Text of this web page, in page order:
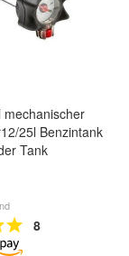
mechanischer
25l Benzintank
Tank
8